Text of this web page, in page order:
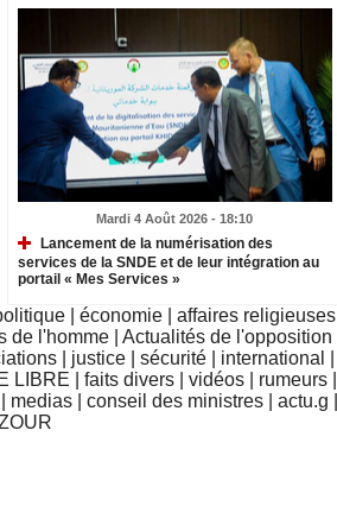
Mardi 4 Août 2026 - 18:10
Lancement de la numérisation des
services de la SNDE et de leur intégration au
portail « Mes Services »
économie affaires religieuses
de l'homme Actualités de l'opposition
justice sécurité international
LIBRE faits divers vidéos rumeurs
medias conseil des ministres actu.g